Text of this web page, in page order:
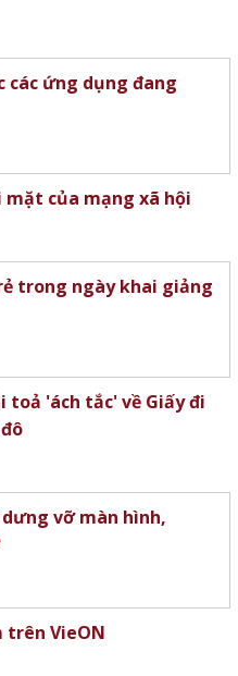
các ứng dụng đang
của mạng xã hội
trong ngày khai giảng
toả 'ách tắc' về Giấy đi
vỡ màn hình,
trên VieON